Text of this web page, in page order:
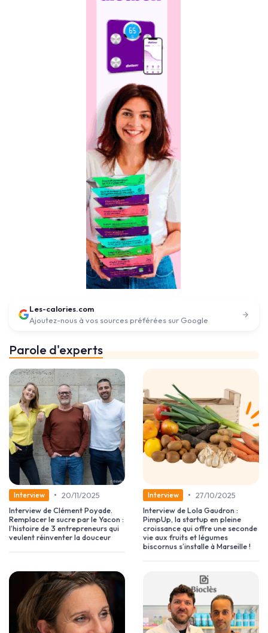
Les-calories.com
Ajoutez-nous à vos sources préférées sur Google
Parole d'experts
Interview • 20/11/2025
Interview de Clément Poyade.
Remplacer le sucre par le Yacon :
l’histoire de 3 entrepreneurs qui
veulent réinventer la douceur
Interview • 27/10/2025
Interview de Lola Gaudron :
PimpUp, la startup en pleine
croissance qui offre une seconde
vie aux fruits et légumes
biscornus s’installe à Marseille !